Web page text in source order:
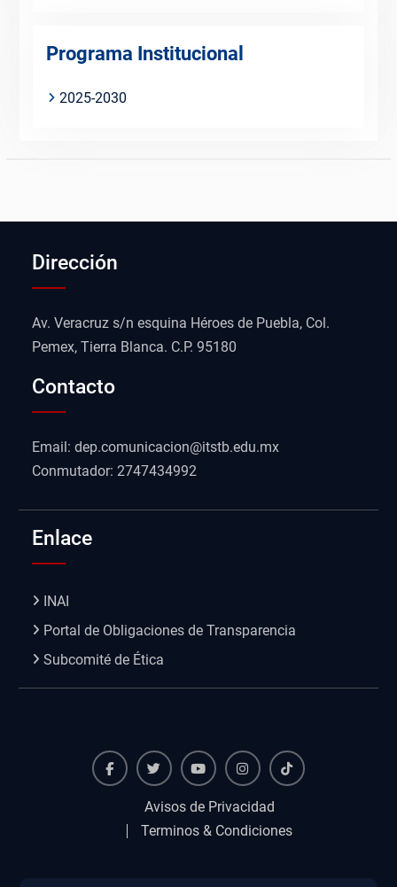
Programa Institucional
2025-2030
Dirección
Av. Veracruz s/n esquina Héroes de Puebla, Col.
Pemex, Tierra Blanca. C.P. 95180
Contacto
Email: dep.comunicacion@itstb.edu.mx
Conmutador: 2747434992
Enlace
INAI
Portal de Obligaciones de Transparencia
Subcomité de Ética
Avisos de Privacidad
Terminos & Condiciones